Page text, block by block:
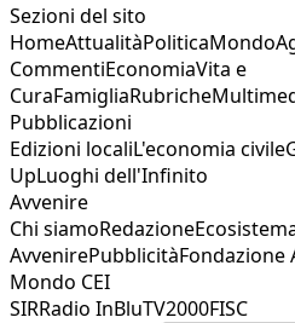
Sezioni del sito
HomeAttualitàPoliticaMondo
CommentiEconomiaVita e
CuraFamigliaRubriche
Pubblicazioni
Edizioni localiL'economia civile
UpLuoghi dell'Infinito
Avvenire
Chi siamoRedazione
AvvenirePubblicitàFondazione
Mondo CEI
SIRRadio InBluTV2000FISC